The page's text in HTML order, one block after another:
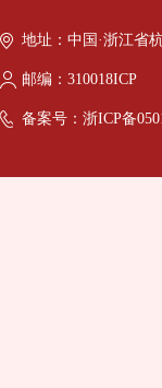
地址：中国·浙江省
邮编：310018ICP
备案号：浙ICP备